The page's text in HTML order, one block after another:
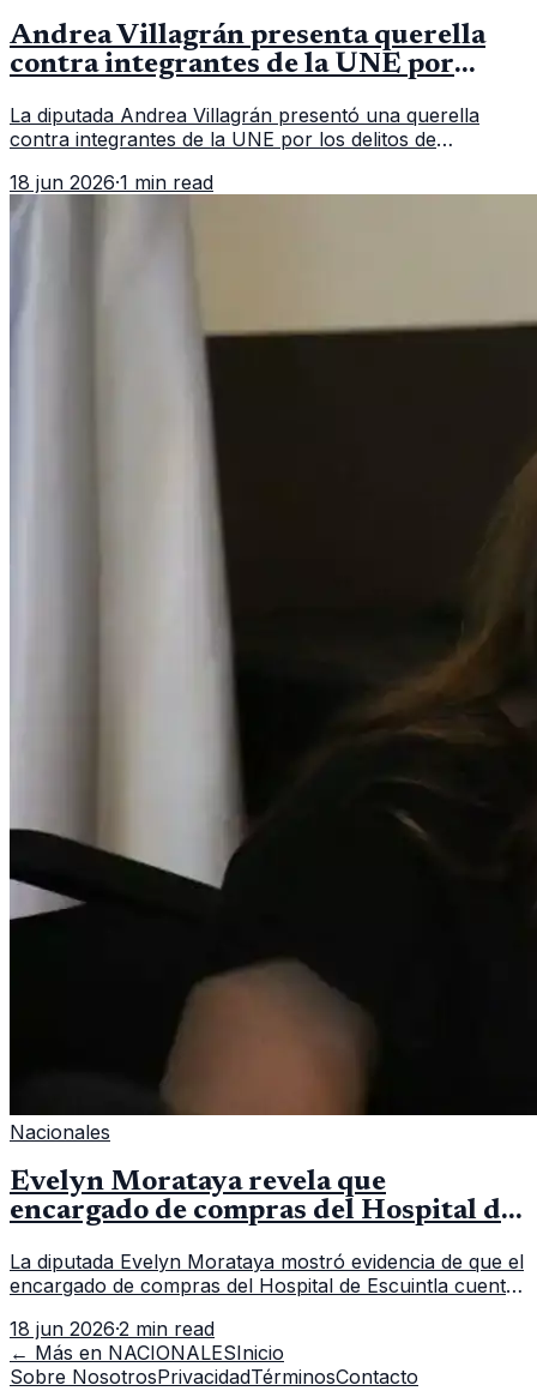
Andrea Villagrán presenta querella
contra integrantes de la UNE por
La diputada Andrea Villagrán presentó una querella
contra integrantes de la UNE por los delitos de
18 jun 2026·1 min read
Nacionales
Evelyn Morataya revela que
encargado de compras del Hospital de
La diputada Evelyn Morataya mostró evidencia de que el
encargado de compras del Hospital de Escuintla cuenta
capacitación en la capital.
18 jun 2026·2 min read
← Más en NACIONALESInicio
Sobre NosotrosPrivacidadTérminosContacto